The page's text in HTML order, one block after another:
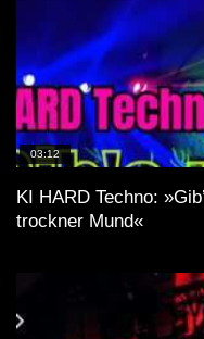
03:12
KI HARD Techno:
trockner Mund«